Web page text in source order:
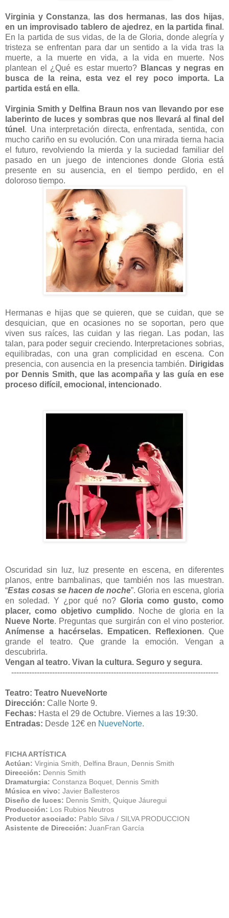
Virginia y Constanza, las dos hermanas, las dos hijas,
en un improvisado tablero de ajedrez,en la partida final .
En la partida de sus vidas, de la de Gloria, donde alegría y
tristeza se enfrentan para dar un sentido a la vida tras la
muerte, a la muerte en vida, a la vida en muerte. Nos
plantean el ¿Qué es estar muerto? Blancas y negras en
busca de la reina, esta vez el rey poco importa. La
partida está en ella.
Virginia Smith y Delfina Braun nos van llevando por ese
laberinto de luces y sombras que nos llevará al final del
túnel . Una interpretación directa, enfrentada, sentida, con
mucho cariño en su evolución. Con una mirada tierna hacia
el futuro, revolviendo la mierda y la suciedad familiar del
pasado en un juego de intenciones donde Gloria está
presente en su ausencia, en el tiempo perdido, en el
doloroso tiempo.
Hermanas e hijas que se quieren, que se cuidan, que se
desquician, que en ocasiones no se soportan, pero que
viven sus raíces, las cuidan y las riegan. Las podan, las
talan, para poder seguir creciendo. Interpretaciones sobrias,
equilibradas, con una gran complicidad en escena. Con
presencia, con ausencia en la presencia también. Dirigidas
por Dennis Smith, que las acompaña y las guía en ese
proceso difícil, emocional, intencionado.
Oscuridad sin luz, luz presente en escena, en diferentes
planos, entre bambalinas, que también nos las muestran.
“Estas cosas se hacen de noche”. Gloria en escena, gloria
en soledad. Y ¿por qué no? Gloria como gusto, como
placer, como objetivo cumplido. Noche de gloria en la
Nueve Norte. Preguntas que surgirán con el vino posterior.
Anímense a hacérselas. Empaticen. Reflexionen. Que
grande el teatro. Que grande la emoción. Vengan a
descubrirla.
Vengan al teatro. Vivan la cultura. Seguro y segura.
---------------------------------------------------------------------------------
Teatro: Teatro NueveNorte
Dirección: Calle Norte 9.
Fechas: Hasta el 29 de Octubre. Viernes a las 19:30.
Entradas: Desde 12€ en NueveNorte.
FICHA ARTÍSTICA
Actúan: Virginia Smith, Delfina Braun, Dennis Smith
Dirección: Dennis Smith
Dramaturgia: Constanza Boquet, Dennis Smith
Música en vivo: Javier Ballesteros
Diseño de luces: Dennis Smith, Quique Jáuregui
Producción: Los Rubios Neutros
Productor asociado: Pablo Silva / SILVA PRODUCCION
Asistente de Dirección: JuanFran García